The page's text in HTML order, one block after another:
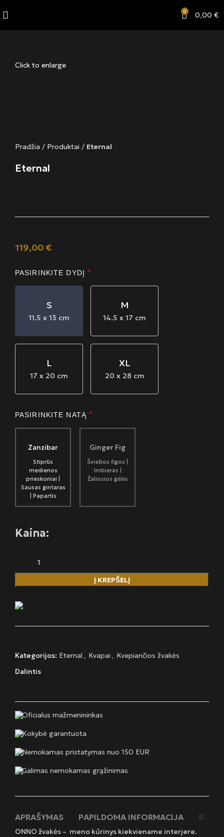
0 0,00 €
Click to enlarge
Pradžia / Produktai / Eternal
Eternal
119,00 €
PASIRINKITE DYDĮ *
S
11.5 x 13 cm
M
14.5 x 17 cm
L
17 x 20 cm
XL
20 x 28 cm
PASIRINKITE NATĄ *
Zanzibar
Stiprūs
medienos
prieskoniai |
Sausas gintaras
| Papartis
Ginger Fig
Šviežios figos |
Imbieras |
Žaliosios gėlės
Kaina:
Į KREPŠELĮ
Kategorijos: Eternal , Kvapai , Kvepiančios žvakės
Dalintis
Oficialus mažmenininkas
Kokybė garantuota
Nemokamas pristatymas nuo 150 EUR
Galimas nemokamas grąžinimas
APRAŠYMAS PAPILDOMA INFORMACIJA
ONNO žvakės – meno kūrinys kiekviename interjere.